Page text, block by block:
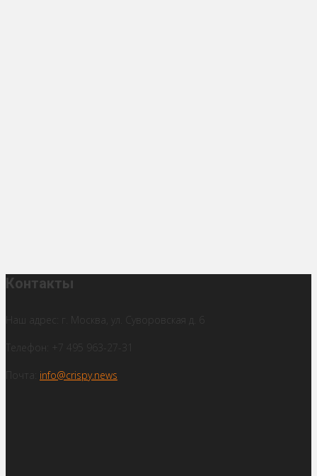
Контакты
Наш адрес: г. Москва, ул. Суворовская д. 6
Телефон: +7 495 963-27-31
Почта: info@crispy.news